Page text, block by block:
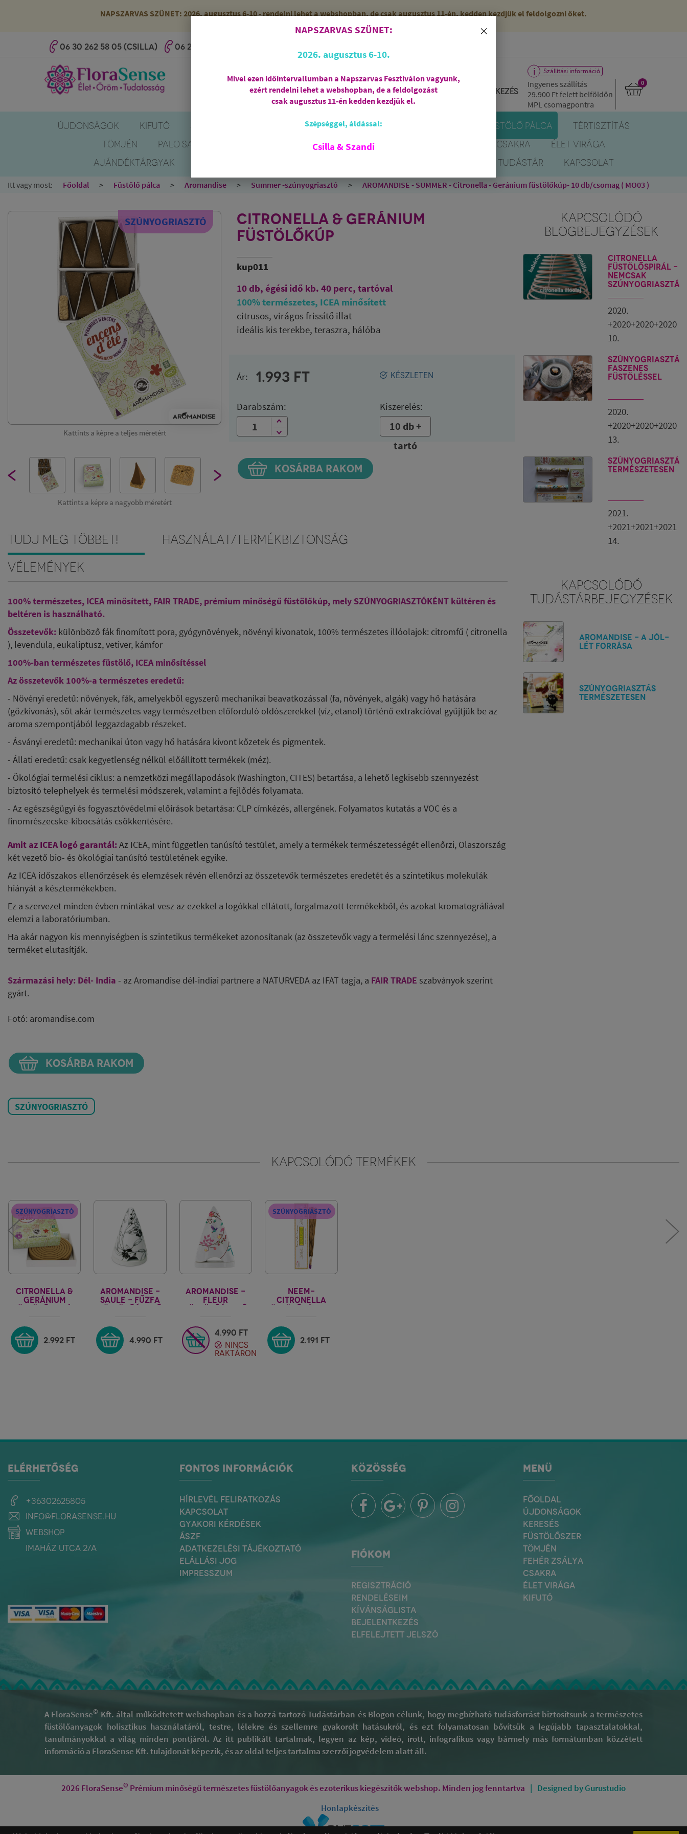
NAPSZARVAS SZÜNET: 2026. augusztus 6-10 - rendelni lehet a webshopban, de csak augusztus 11-én, kedden kezdjük el feldolgozni őket.
06 30 262 58 05 (CSILLA) 06 20 527 25 56 (SZANDI)
Regisztráció Bejelentkezés
Szállítási információ
Ingyenes szállítás
29.900 Ftfelett belföldön
MPL csomagpontra
0
ÚJDONSÁGOK KIFUTÓ AJÁNDÉKCSOMAGOK FÜSTÖLŐ PÁLCA
TÉRTISZTÍTÁS
TÖMJÉN
PALO SANTO SPIRIT OF OM CSAKRA
ÉLET VIRÁGA
AJÁNDÉKTÁRGYAK
TUDÁSTÁR KAPCSOLAT
Itt vagy most: Főoldal Füstölő pálca Aromandise Summer -szúnyogriasztó AROMANDISE - SUMMER - Citronella - Geránium füstölőkúp- 10 db/csomag ( MO03 )
SZÚNYOGRIASZTÓ
Kattints a képre a teljes méretért
Kattints a képre a nagyobb méretért
CITRONELLA & GERÁNIUM
FÜSTÖLŐKÚP
kup011
10 db, égési idő kb. 40 perc, tartóval
100% természetes, ICEA minősített
citrusos, virágos frissítő illat
ideális kis terekbe, teraszra, hálóba
KÉSZLETEN
Ár: 1.993 FT
Darabszám: Kiszerelés:
10 db +
tartó
KOSÁRBA RAKOM
KAPCSOLÓDÓ
BLOGBEJEGYZÉSEK
CITRONELLA
füstölőspirál -
nemcsak
2020.
+2020+2020+2020
10.
SZÚNYOGRIASZTÁS
FASZENES
FÜSTÖLÉSSEL
2020.
+2020+2020+2020
13.
Szúnyogriasztás
természetesen
2021.
+2021+2021+2021
14.
KAPCSOLÓDÓ
TUDÁSTÁRBEJEGYZÉSEK
Aromandise - A jól-
lét forrása
SZÚNYOGRIASZTÁS
TERMÉSZETESEN
Tudj meg többet!
Használat/Termékbiztonság
Vélemények
100% természetes, ICEA minősített, FAIR TRADE, prémium minőségű füstölőkúp, mely SZÚNYOGRIASZTÓKÉNT kültéren és
beltéren is használható.
Összetevők: különböző fák finomított pora, gyógynövények, növényi kivonatok, 100% természetes illóolajok: citromfű ( citronella
), levendula, eukaliptusz, vetiver, kámfor
100%-ban természetes füstölő, ICEA minősítéssel
Az összetevők 100%-a természetes eredetű:
- Növényi eredetű: növények, fák, amelyekből egyszerű mechanikai beavatkozással (fa, növények, algák) vagy hő hatására
(gőzkivonás), sőt akár természetes vagy természetben előforduló oldószerekkel (víz, etanol) történő extrakcióval gyűjtjük be az
aroma szempontjából leggazdagabb részeket.
- Ásványi eredetű: mechanikai úton vagy hő hatására kivont kőzetek és pigmentek.
- Állati eredetű: csak kegyetlenség nélkül előállított termékek (méz).
- Ökológiai termelési ciklus: a nemzetközi megállapodások (Washington, CITES) betartása, a lehető legkisebb szennyezést
biztosító telephelyek és termelési módszerek, valamint a fejlődés folyamata.
- Az egészségügyi és fogyasztóvédelmi előírások betartása: CLP címkézés, allergének. Folyamatos kutatás a VOC és a
finomrészecske-kibocsátás csökkentésére.
Amit az ICEA logó garantál:Az ICEA, mint független tanúsító testület, amely a termékek természetességét ellenőrzi, Olaszország
két vezető bio- és ökológiai tanúsító testületének egyike.
Az ICEA időszakos ellenőrzések és elemzések révén ellenőrzi az összetevők természetes eredetét és a szintetikus molekulák
hiányát a késztermékekben.
Ez a szervezet minden évben mintákat vesz az ezekkel a logókkal ellátott, forgalmazott termékekből, és azokat kromatográfiával
elemzi a laboratóriumban.
Ha akár nagyon kis mennyiségben is szintetikus termékeket azonosítanak (az összetevők vagy a termelési lánc szennyezése), a
terméket elutasítják.
Származási hely: Dél- India - az Aromandise dél-indiai partnere a NATURVEDA az IFAT tagja, a FAIR TRADE szabványok szerint
gyárt.
Fotó: aromandise.com
KOSÁRBA RAKOM
SZÚNYOGRIASZTÓ
KAPCSOLÓDÓ TERMÉKEK
SZÚNYOGRIASZTÓ
CITRONELLA &
GERÁNIUM
2.992 FT
AROMANDISE -
SAULE - FŰZFA
KÚPHOZ, PORHOZ
4.990 FT
AROMANDISE -
FLEUR
KÚPHOZ, PORHOZ
4.990 FT
NINCS
RAKTÁRON
SZÚNYOGRIASZTÓ
NEEM-
CITRONELLA
MARCO POLO'
TREASURE
2.191 FT
MENÜ
FŐOLDAL
ÚJDONSÁGOK
KERESÉS
FÜSTÖLŐSZER
TÖMJÉN
FEHÉR ZSÁLYA
CSAKRA
ÉLET VIRÁGA
KIFUTÓ
ELÉRHETŐSÉG
+36302625805
info@florasense.hu
webshop
Imaház utca 2/a
FONTOS INFORMÁCIÓK
HÍRLEVÉL FELIRATKOZÁS
KAPCSOLAT
GYAKORI KÉRDÉSEK
ÁSZF
ADATKEZELÉSI TÁJÉKOZTATÓ
ELÁLLÁSI JOG
IMPRESSZUM
KÖZÖSSÉG
FIÓKOM
REGISZTRÁCIÓ
RENDELÉSEIM
KÍVÁNSÁGLISTA
BEJELENTKEZÉS
ELFELEJTETT JELSZÓ
A FloraSense© Kft. által működtetett webshopban és a hozzá tartozó Tudástárban és Blogon célunk, hogy megbízható tudásforrást biztosítsunk a természetes
füstölőanyagok holisztikus használatáról, testre, lélekre és szellemre gyakorolt hatásukról, és ezt folyamatosan bővítsük a legújabb tapasztalatokkal,
tanulmányokkal a világ minden pontjáról. Az itt publikált tartalmak, legyen az kép, videó, írott, infografikus vagy bármely más formátumban közzétett
információ a FloraSense Kft. tulajdonát képezik, és az oldal teljes tartalma szerzői jogvédelem alatt áll.
2026 FloraSense© Prémium minőségű természetes füstölőanyagok és ezoterikus kiegészítők webshop. Minden jog fenntartva
Designed by Gurustudio
Honlapkészítés
×
NAPSZARVAS SZÜNET:
2026. augusztus 6-10.
Mivel ezen időintervallumban a Napszarvas Fesztiválon vagyunk,
ezért rendelni lehet a webshopban, de a feldolgozást
csak augusztus 11-én kedden kezdjük el.
Szépséggel, áldással:
Csilla & Szandi